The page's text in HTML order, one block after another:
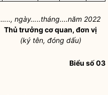
….., ngày…..tháng....năm 2022
Thủ trưởng cơ quan, đơn vị
(ký tên, đóng dấu)
Biểu số 03